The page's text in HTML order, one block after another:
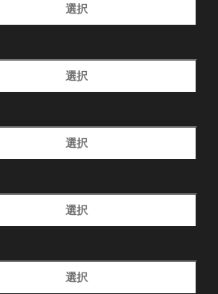
選択
選択
選択
選択
選択